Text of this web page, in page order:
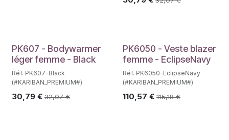
PK607 - Bodywarmer
léger femme - Black
Réf. PK607-Black
(#KARIBAN_PREMIUM#)
30,79 € 32,07€
PK6050 - Veste blazer
femme - EclipseNavy
Réf. PK6050-EclipseNavy
(#KARIBAN_PREMIUM#)
110,57 € 115,18€